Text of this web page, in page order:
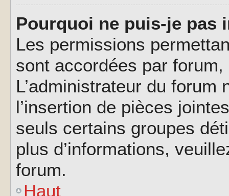
Pourquoi ne puis-je pas
Les permissions
sont accordées par
L’administrateur du forum
l’insertion de pièces
seuls certains groupes
plus d’informations,
forum.
Haut